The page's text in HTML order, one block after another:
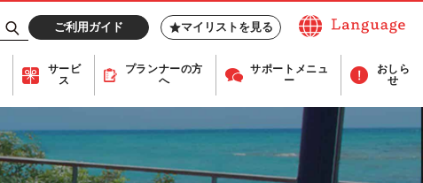
ご利用ガイド マイリストを見る
サービ
ス
プランナーの方
へ
サポート メニュ
ー
おしら
せ